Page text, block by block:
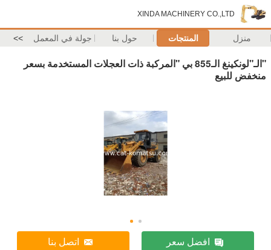
XINDA MACHINERY CO.,LTD
منزل المنتجات حول بنا جولة في المعمل >>
"الـ"لونكينغ الـ855 بي "المركبة ذات العجلات المستخدمة بسعر
منخفض للبيع
افضل سعر اتصل بنا